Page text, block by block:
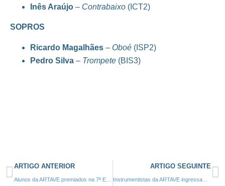
Inês Araújo – Contrabaixo (ICT2)
SOPROS
Ricardo Magalhães – Oboé (ISP2)
Pedro Silva – Trompete (BIS3)
ARTIGO ANTERIOR ARTIGO SEGUINTE
Instrumentistas da ARTAVE ingressam na EUYO – European Orchestra Academy 2023 (Alemanha)